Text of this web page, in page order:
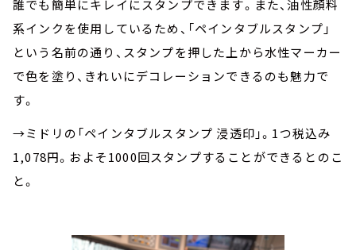
誰でも簡単にキレイにスタンプできます。また、油性顔料
系インクを使用しているため、「ペインタブルスタンプ」
という名前の通り、スタンプを押した上から水性マーカー
で色を塗り、きれいにデコレーションできるのも魅力で
す。
→ミドリの「ペインタブルスタンプ 浸透印」。1つ税込み
1,078円。およそ1000回スタンプすることができるとのこ
と。